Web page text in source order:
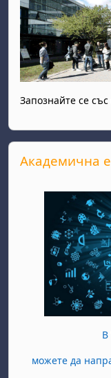
Запознайте се
Прескочи
Академична
В
можете да